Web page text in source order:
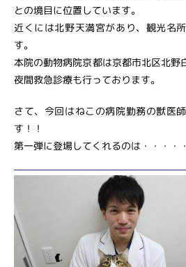
との境目に位置しています。
近くには北野天満宮があり、観光名
す。
本院の動物病院京都は京都市北区北野
夜間救急診療も行っております。
さて、今回はねこの病院勤務の獣医
す！！
第一弾に登場してくれるのは・・・・